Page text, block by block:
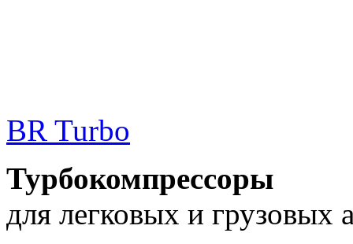
BR Turbo
Турбокомпрессоры
для легковых и грузовых